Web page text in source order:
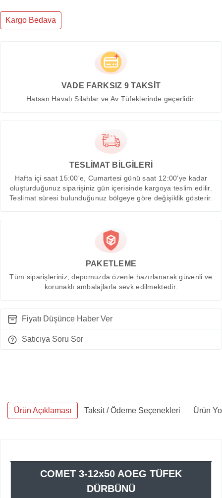
Kargo Bedava
VADE FARKSIZ 9 TAKSİT
Hatsan Havalı Silahlar ve Av Tüfeklerinde geçerlidir.
TESLİMAT BİLGİLERİ
Hafta içi saat 15:00'e, Cumartesi günü saat 12:00'ye kadar
oluşturduğunuz siparişiniz gün içerisinde kargoya teslim edilir.
Teslimat süresi bulunduğunuz bölgeye göre değişiklik gösterir.
PAKETLEME
Tüm siparişleriniz, depomuzda özenle hazırlanarak güvenli ve
korunaklı ambalajlarla sevk edilmektedir.
Fiyatı Düşünce Haber Ver
Satıcıya Soru Sor
Ürün Açıklaması Taksit / Ödeme Seçenekleri Ürün
COMET 3-12x50 AOEG TÜFEK
DÜRBÜNÜ